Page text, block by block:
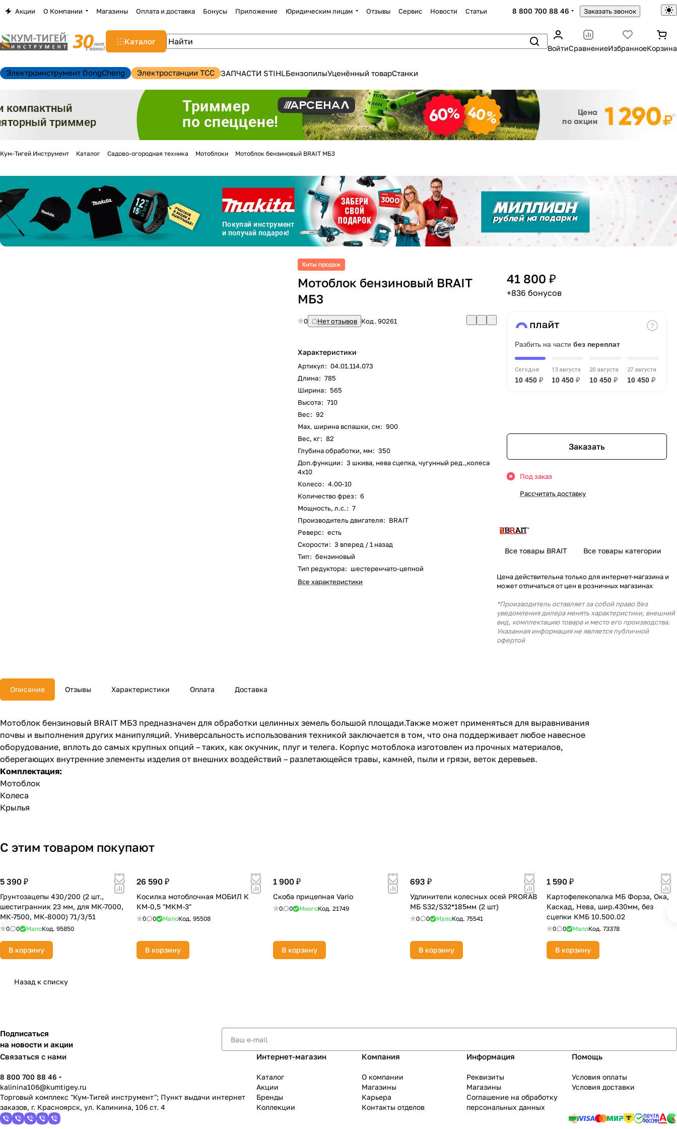
Акции О Компании Магазины Оплата и доставка Бонусы Приложение Юридическим лицам Отзывы Сервис Новости Статьи 8 800 700 88 46 Заказать звонок
Каталог
ВойтиСравнениеИзбранноеКорзина
Электроинструмент DongCheng Электростанции TCC ЗАПЧАСТИ STIHLБензопилыУценённый товарСтанки
Кум-Тигей Инструмент Каталог Садово-огородная техника Мотоблоки Мотоблок бензиновый BRAIT МБ3
Хиты продаж
Мотоблок бензиновый BRAIT
МБ3
0 Нет отзывов Код.90261
Характеристики
Артикул: 04.01.114.073
Длина: 785
Ширина: 565
Высота: 710
Вес: 92
Max. ширина вспашки, см: 900
Вес, кг: 82
Глубина обработки, мм: 350
Доп.функции: 3 шкива, нева сцепка, чугунный ред.,колеса
4х10
Колесо: 4.00-10
Количество фрез: 6
Мощность, л.с.: 7
Производитель двигателя: BRAIT
Реверс: есть
Скорости: 3 вперед / 1 назад
Тип: бензиновый
Тип редуктора: шестеренчато-цепной
Все характеристики
41 800 ₽
+836 бонусов
Разбить на части без переплат
Сегодня
10 450 ₽
13 августа
10 450 ₽
20 августа
10 450 ₽
27 августа
10 450 ₽
Заказать
Под заказ
Рассчитать доставку
Все товары BRAIT Все товары категории
Цена действительна только для интернет-магазина и
может отличаться от цен в розничных магазинах
*Производитель оставляет за собой право без
уведомления дилера менять характеристики, внешний
вид, комплектацию товара и место его производства.
Указанная информация не является публичной
офертой
Описание Отзывы Характеристики Оплата Доставка
Мотоблок бензиновый BRAIT МБ3 предназначен для обработки целинных земель большой площади.Также может применяться для выравнивания
почвы и выполнения других манипуляций. Универсальность использования техникой заключается в том, что она поддерживает любое навесное
оборудование, вплоть до самых крупных опций – таких, как окучник, плуг и телега. Корпус мотоблока изготовлен из прочных материалов,
оберегающих внутренние элементы изделия от внешних воздействий – разлетающейся травы, камней, пыли и грязи, веток деревьев.
Комплектация:
Мотоблок
Колеса
Крылья
С этим товаром покупают
5 390 ₽
Грунтозацепы 430/200 (2 шт.,
шестигранник 23 мм, для МК-7000,
МК-7500, МК-8000) 71/3/51
0 0 МалоКод. 95850
В корзину
26 590 ₽
Косилка мотоблочная МОБИЛ К
КМ-0,5 "МКМ-3"
0 0 МалоКод.95508
В корзину
1 900 ₽
Скоба прицепная Vario
0 0 МногоКод.21749
В корзину
693 ₽
Удлинители колесных осей PRORAB
МБ S32/S32*185мм (2 шт)
0 0 МалоКод. 75541
В корзину
1 590 ₽
Картофелекопалка МБ Форза, Ока,
Каскад, Нева, шир.430мм, без
сцепки КМБ 10.500.02
0 0 МалоКод. 73378
В корзину
Назад к списку
Подписаться
на новости и акции
Связаться с нами
8 800 700 88 46
kalinina106@kumtigey.ru
Торговый комплекс "Кум-Тигей инструмент"; Пункт выдачи интернет
заказов, г. Красноярск, ул. Калинина, 106 ст. 4
Интернет-магазин
Каталог
Акции
Бренды
Коллекции
Компания
О компании
Магазины
Карьера
Контакты отделов
Информация
Реквизиты
Магазины
Соглашение на обработку
персональных данных
Помощь
Условия оплаты
Условия доставки
на частибез переплат
График платежей
Оплачивайте сегодня только
% картой любого банка
выбранный способом
Оставшиеся75% будутсписываться
с вашей картыпо
об оплате Плайтом
25
раз в 2 недели